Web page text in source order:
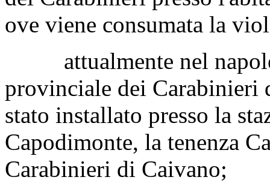
ove viene consumata la
attualmente nel
provinciale dei Carabinieri
stato installato presso la
Capodimonte, la tenenza
Carabinieri di Caivano;